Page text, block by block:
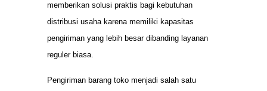
memberikan solusi praktis bagi kebutuhan
distribusi usaha karena memiliki kapasitas
pengiriman yang lebih besar dibanding layanan
reguler biasa.
Pengiriman barang toko menjadi salah satu